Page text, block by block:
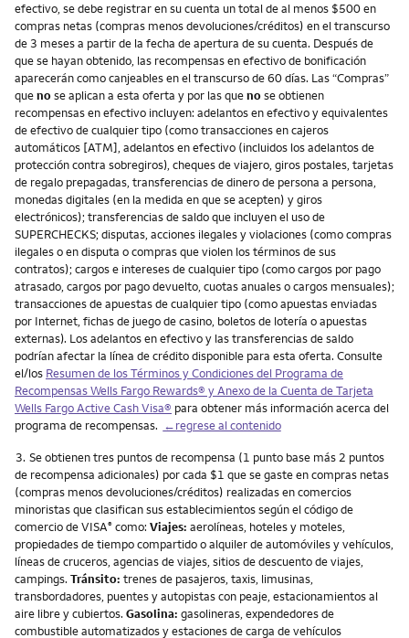
efectivo, se debe registrar en su cuenta un total de al menos $500 en
compras netas (compras menos devoluciones/créditos) en el transcurso
de 3 meses a partir de la fecha de apertura de su cuenta. Después de
que se hayan obtenido, las recompensas en efectivo de bonificación
aparecerán como canjeables en el transcurso de 60 días. Las “Compras”
quenose aplican a esta oferta y por las quenose obtienen
recompensas en efectivo incluyen: adelantos en efectivo y equivalentes
de efectivo de cualquier tipo (como transacciones en cajeros
automáticos [ATM], adelantos en efectivo (incluidos los adelantos de
protección contra sobregiros), cheques de viajero, giros postales, tarjetas
de regalo prepagadas, transferencias de dinero de persona a persona,
monedas digitales (en la medida en que se acepten) y giros
electrónicos); transferencias de saldo que incluyen el uso de
SUPERCHECKS; disputas, acciones ilegales y violaciones (como compras
ilegales o en disputa o compras que violen los términos de sus
contratos); cargos e intereses de cualquier tipo (como cargos por pago
atrasado, cargos por pago devuelto, cuotas anuales o cargos mensuales);
transacciones de apuestas de cualquier tipo (como apuestas enviadas
por Internet, fichas de juego de casino, boletos de lotería o apuestas
externas). Los adelantos en efectivo y las transferencias de saldo
podrían afectar la línea de crédito disponible para esta oferta. Consulte
el/los Resumen de los Términos y Condiciones del Programa de
RecompensasWells Fargo Rewards® y Anexo de la Cuenta de Tarjeta
Wells Fargo Active Cash Visa® para obtener más información acerca del
programa de recompensas. ←regrese al contenido
Nota
3. Se obtienen tres puntos de recompensa (1 punto base más 2 puntos
de recompensa adicionales) por cada $1 que se gaste en compras netas
(compras menos devoluciones/créditos) realizadas en comercios
minoristas que clasifican sus establecimientos según el código de
comercio de VISA® como: Viajes: aerolíneas, hoteles y moteles,
propiedades de tiempo compartido o alquiler de automóviles y vehículos,
líneas de cruceros, agencias de viajes, sitios de descuento de viajes,
campings. Tránsito: trenes de pasajeros, taxis, limusinas,
transbordadores, puentes y autopistas con peaje, estacionamientos al
aire libre y cubiertos. Gasolina: gasolineras, expendedores de
combustible automatizados y estaciones de carga de vehículos